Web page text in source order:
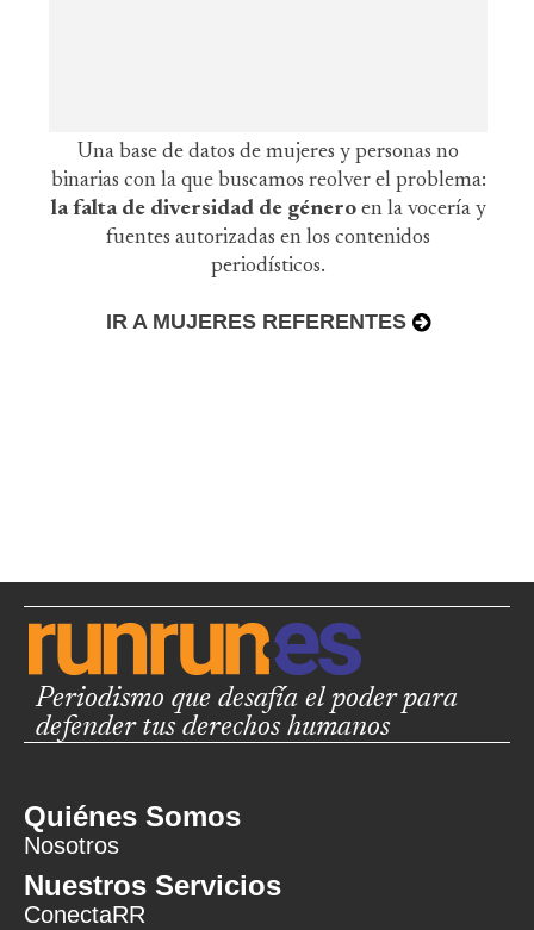
Una base de datos de mujeres y personas no
binarias con la que buscamos reolver el problema:
la falta de diversidad de género en la vocería y
fuentes autorizadas en los contenidos
periodísticos.
IR A MUJERES REFERENTES
Periodismo que desafía el poder para
defender tus derechos humanos
Quiénes Somos
Nosotros
Nuestros Servicios
ConectaRR